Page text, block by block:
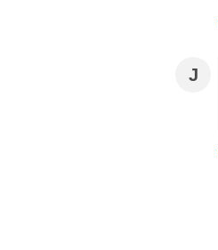
J